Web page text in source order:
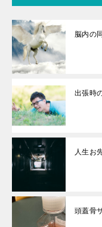
脳内の
出張時
人生お
頭蓋骨